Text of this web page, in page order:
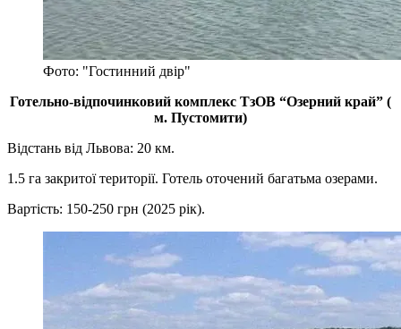
Фото: "Гостинний двір"
Готельно-відпочинковий комплекс ТзОВ “Озерний край” (
м. Пустомити)
Відстань від Львова: 20 км.
1.5 га закритої території. Готель оточений багатьма озерами.
Вартість: 150-250 грн (2025 рік).